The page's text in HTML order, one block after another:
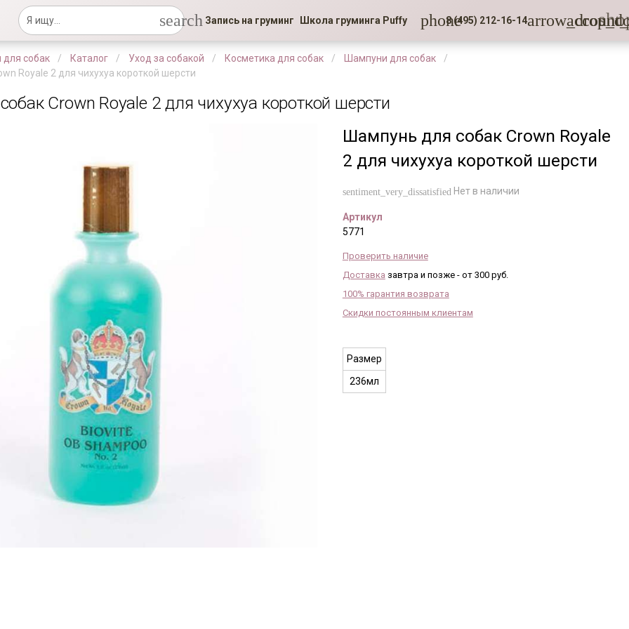
search Запись на груминг Школа груминга Puffy phone8 (495) 212-16-14
для собак Каталог Уход за собакой Косметика для собак
Шампуни для собак
Royale 2 для чихухуа короткой шерсти
Crown Royale 2 для чихухуа короткой шерсти
Шампунь для собак Crown Royale
2 для чихухуа короткой шерсти
sentiment_very_dissatisfied Нет в наличии
Артикул
5771
Проверить наличие
Доставка завтра и позже - от 300 руб.
100% гарантия возврата
Скидки постоянным клиентам
Размер
236мл